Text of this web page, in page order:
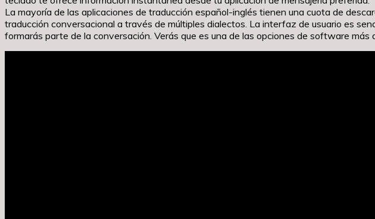
La mayoría de las aplicaciones de traducción español-inglés tienen una cuota de
traducción conversacional a través de múltiples dialectos. La interfaz de usuario es
formarás parte de la conversación. Verás que es una de las opciones de software más